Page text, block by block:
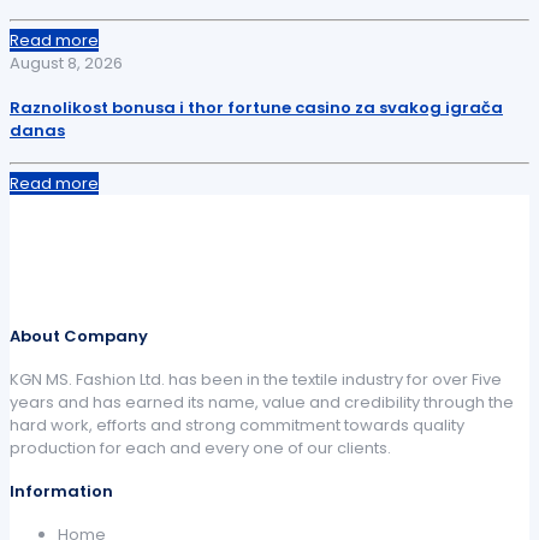
Read more
August 8, 2026
Raznolikost bonusa i thor fortune casino za svakog igrača
danas
Read more
About Company
KGN MS. Fashion Ltd. has been in the textile industry for over Five
years and has earned its name, value and credibility through the
hard work, efforts and strong commitment towards quality
production for each and every one of our clients.
Information
Home